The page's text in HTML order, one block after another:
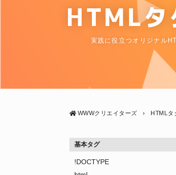
HTMLタ
実践に役立つオリジナル
WWWクリエイターズ › HTMLタ
基本タグ
!DOCTYPE